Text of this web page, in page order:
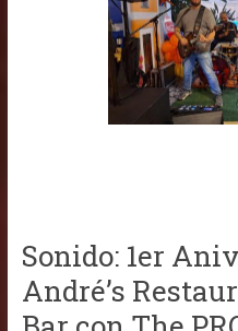
Sonido: 1er
André’s